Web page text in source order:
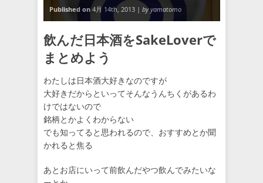
Published on4月 14th, 2013 | by yamatomo
飲んだ日本酒をSakeLoverで
まとめよう
わたしは日本酒大好きなのですが
大好きだからといってそんなうんちくがあるわ
けではないので
銘柄とかよくわからない
でも知ってると思われるので、おすすめとか聞
かれると焦る
あとお店にいって前飲んだやつ飲んでみたいな